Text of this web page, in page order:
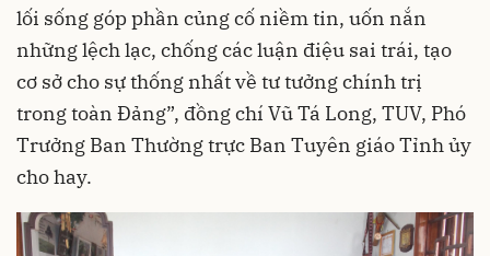
lối sống góp phần củng cố niềm tin, uốn nắn
những lệch lạc, chống các luận điệu sai trái, tạo
cơ sở cho sự thống nhất về tư tưởng chính trị
trong toàn Đảng”, đồng chí Vũ Tá Long, TUV, Phó
Trưởng Ban Thường trực Ban Tuyên giáo Tỉnh ủy
cho hay.